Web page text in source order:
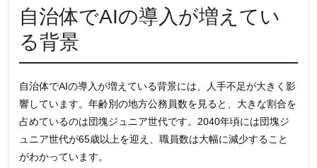
自治体でAIの導入が増えてい
る背景
自治体でAIの導入が増えている背景には、人手不足が大きく影
響しています。年齢別の地方公務員数を見ると、大きな割合を
占めているのは団塊ジュニア世代です。2040年頃には団塊ジ
ュニア世代が65歳以上を迎え、職員数は大幅に減少すること
がわかっています。